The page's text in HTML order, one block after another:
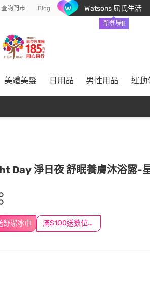
查詢門市 Blog Watsons 屈氏生活
新登場!!
美體美髮 日用品 男性用品 運動
Day 淨日夜 舒眠養膚沐浴露-
潔冰巾 滿$100送數位印花